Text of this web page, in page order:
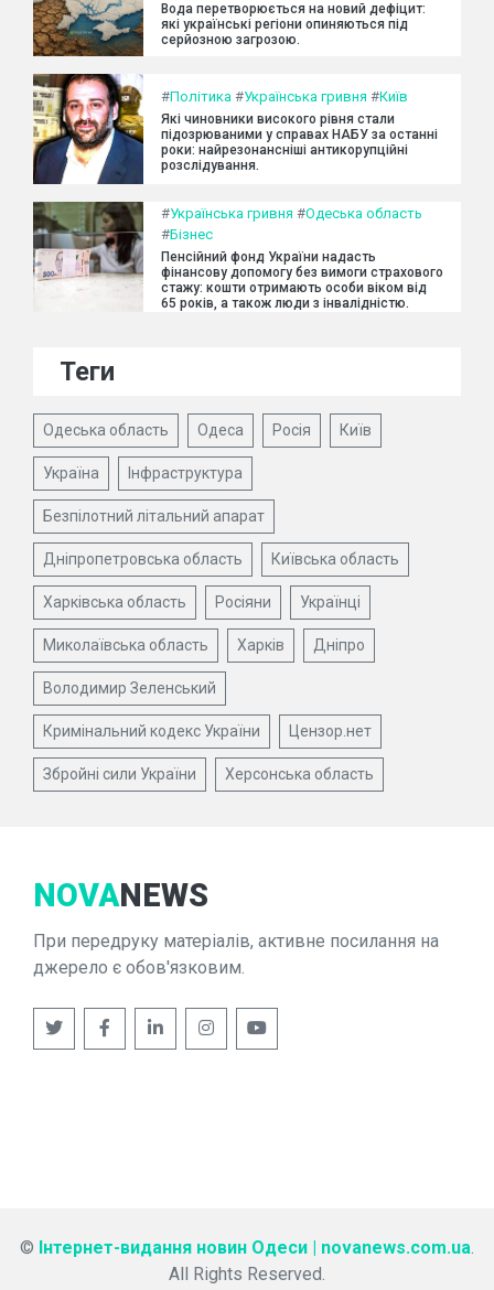
Вода перетворюється на новий дефіцит:
які українські регіони опиняються під
серйозною загрозою.
#Політика #Українська гривня #Київ
Які чиновники високого рівня стали
підозрюваними у справах НАБУ за останні
роки: найрезонансніші антикорупційні
розслідування.
#Українська гривня #Одеська область
#Бізнес
Пенсійний фонд України надасть
фінансову допомогу без вимоги страхового
стажу: кошти отримають особи віком від
65 років, а також люди з інвалідністю.
Теги
Одеська область Одеса Росія Київ
Україна Інфраструктура
Безпілотний літальний апарат
Дніпропетровська область Київська область
Харківська область Росіяни Українці
Миколаївська область Харків Дніпро
Володимир Зеленський
Кримінальний кодекс України Цензор.нет
Збройні сили України Херсонська область
NOVANEWS
При передруку матеріалів, активне посилання на
джерело є обов'язковим.
© Інтернет-видання новин Одеси | novanews.com.ua.
All Rights Reserved.